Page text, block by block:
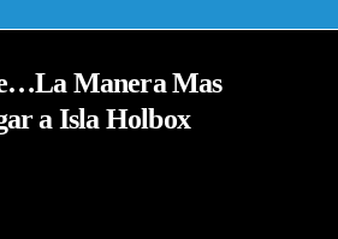
Manera Mas
a Isla Holbox